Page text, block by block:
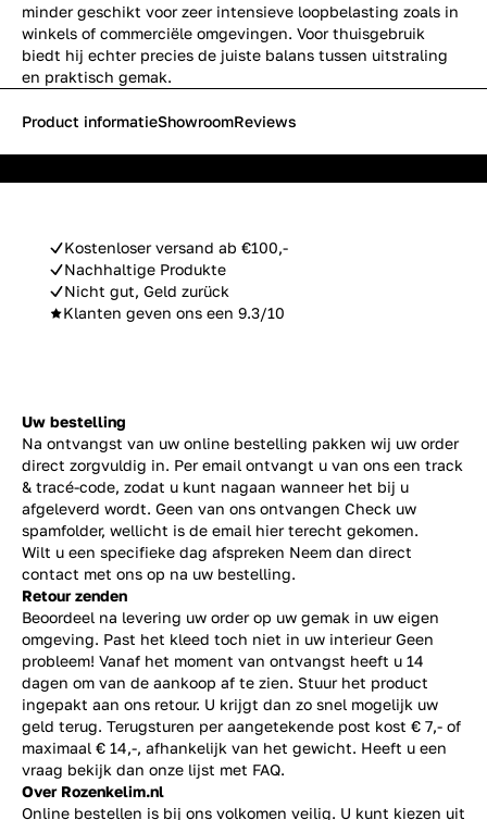
minder geschikt voor zeer intensieve loopbelasting zoals in
winkels of commerciële omgevingen. Voor thuisgebruik
biedt hij echter precies de juiste balans tussen uitstraling
en praktisch gemak.
Kostenloser versand ab €100,-
Nachhaltige Produkte
Nicht gut, Geld zurück
Klanten geven ons een 9.3/10
Product informatieShowroomReviews
Uw bestelling
Na ontvangst van uw online bestelling pakken wij uw order
direct zorgvuldig in. Per email ontvangt u van ons een track
& tracé-code, zodat u kunt nagaan wanneer het bij u
afgeleverd wordt. Geen van ons ontvangen Check uw
spamfolder, wellicht is de email hier terecht gekomen.
Wilt u een specifieke dag afspreken Neem dan direct
contact met ons op na uw bestelling.
Retour zenden
Beoordeel na levering uw order op uw gemak in uw eigen
omgeving. Past het kleed toch niet in uw interieur Geen
probleem! Vanaf het moment van ontvangst heeft u 14
dagen om van de aankoop af te zien. Stuur het product
ingepakt aan ons retour. U krijgt dan zo snel mogelijk uw
geld terug. Terugsturen per aangetekende post kost € 7,- of
maximaal € 14,-, afhankelijk van het gewicht. Heeft u een
vraag bekijk dan onze lijst met FAQ.
Over Rozenkelim.nl
Online bestellen is bij ons volkomen veilig. U kunt kiezen uit